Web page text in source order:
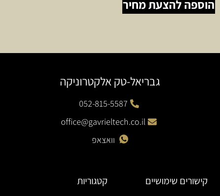
הוספה להצעת מחיר
גבריאל-טק אלקטרוניקה
052-815-5587
office@gavrieltech.co.il
וואצאפ
קישורים שימושיים קטגוריות